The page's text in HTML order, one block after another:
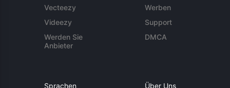
Vecteezy
Videezy
Werden Sie
Anbieter
Werben
Support
DMCA
Sprachen Über Uns